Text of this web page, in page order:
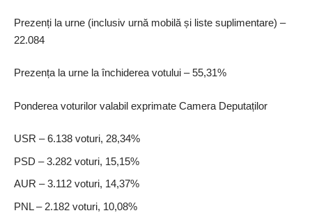
Prezenți la urne (inclusiv urnă mobilă și liste suplimentare) –
22.084
Prezența la urne la închiderea votului – 55,31%
Ponderea voturilor valabil exprimate Camera Deputaților
USR – 6.138 voturi, 28,34%
PSD – 3.282 voturi, 15,15%
AUR – 3.112 voturi, 14,37%
PNL – 2.182 voturi, 10,08%